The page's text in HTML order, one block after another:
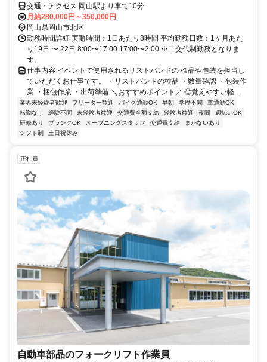
交通・アクセス 岡山駅より車で10分
月給280,000円～350,000円
岡山県岡山市北区
勤務時間詳細 実働時間：1日あたり8時間 平均勤務日数：1ヶ月あた
り19日 〜 22日 8:00〜17:00 17:00〜2:00 ※二交代制勤務となりま
す。
仕事内容 イベントで使用されるリストバンドの 検品や包装を担当し
ていただくお仕事です。 ・リストバンドの検品 ・数量確認 ・包装作
業 ・梱包作業 ・出荷準備 ＼おすすめポイント／ ◎覚えやすい軽...
業界未経験者歓迎 フリーター歓迎 バイク通勤OK 早朝 学歴不問
車通勤OK
転勤なし
経験不問 未経験者歓迎 交通費全額支給 経験者歓迎 夜間
週払いOK
研修あり
ブランクOK オープニングスタッフ 交通費支給
まかないあり
シフト制
土日祝休み
正社員
自動車部品のフォークリフト作業員